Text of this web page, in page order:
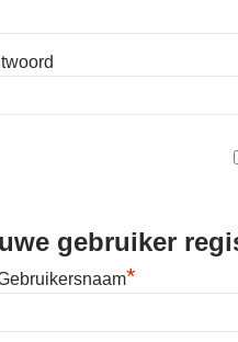
>
> ONZE
gebruiker
*